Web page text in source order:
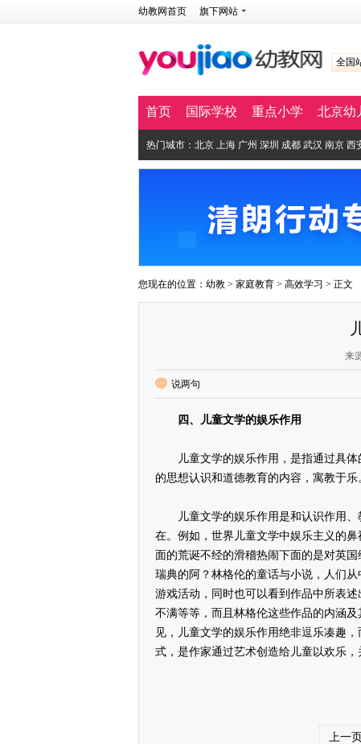
幼教网首页 旗下网站
全国
首页 国际学校 重点小学 北京幼
热门城市： 北京 上海 广州 深圳 成都 武汉 南京 西
您现在的位置： 幼教 > 家庭教育 > 高效学习 > 正文
来
说两句
四、儿童文学的娱乐作用
儿童文学的娱乐作用，是指通过具体
的思想认识和道德教育的内容，寓教于乐
儿童文学的娱乐作用是和认识作用、
在。例如，世界儿童文学中娱乐主义的
面的荒诞不经的滑稽热闹下面的是对英
瑞典的阿？林格伦的童话与小说，人们
游戏活动，同时也可以看到作品中所表
不满等等，而且林格伦这些作品的内涵
见，儿童文学的娱乐作用绝非逗乐凑趣
式，是作家通过艺术创造给儿童以欢乐
上一页